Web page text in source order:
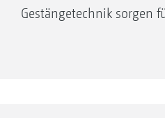
Gestängetechnik sorgen